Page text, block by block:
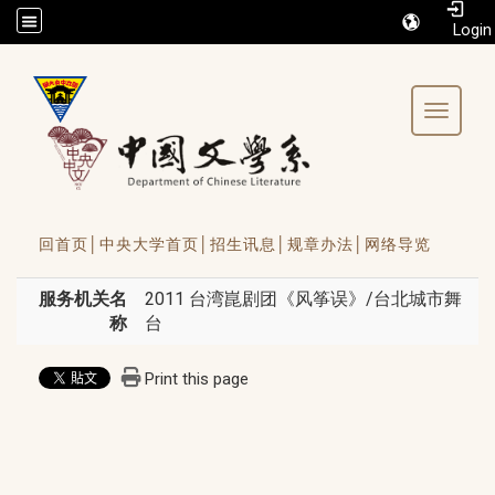
/accesskey"" title="Toolbar">:::
Toggle
回首页│ 中央大学首页│ 招生讯息│ 规章办法│ 网络导览
服务机关名
称
2011 台湾崑剧团《风筝误》/台北城市舞
台
Print this page